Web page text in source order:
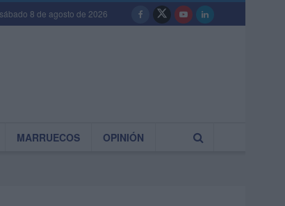
sábado 8 de agosto de 2026
MARRUECOS OPINIÓN